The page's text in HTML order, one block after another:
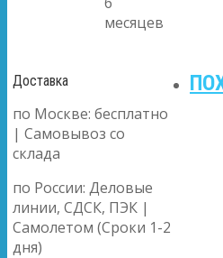
месяцев
Доставка
по Москве: бесплатно
| Самовывоз со
склада
по России: Деловые
линии, СДСК, ПЭК |
Самолетом (Сроки 1-2
дня)